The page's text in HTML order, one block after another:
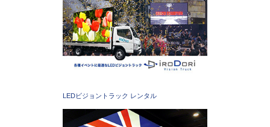
LEDビジョントラック レンタル